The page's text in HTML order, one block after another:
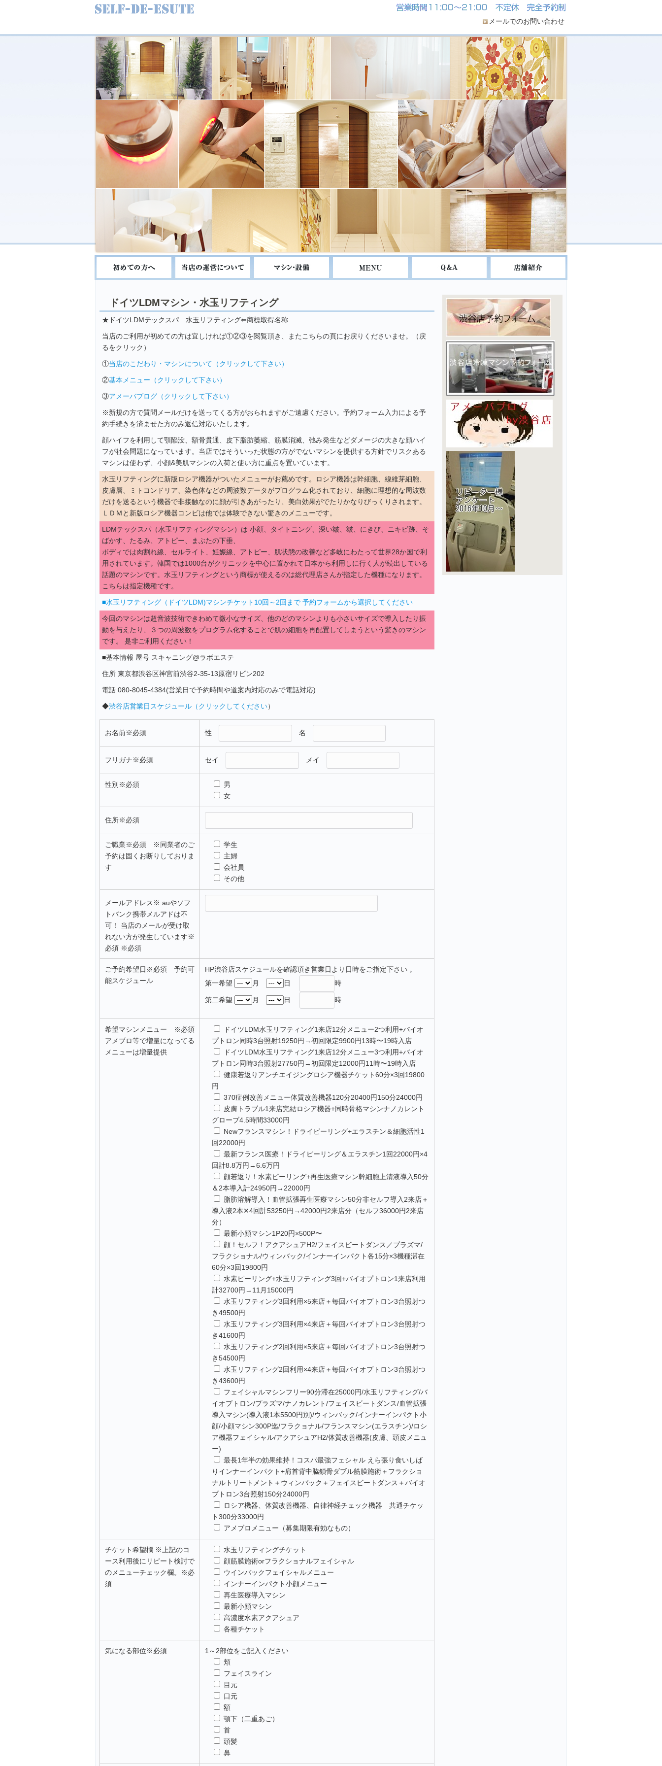
メールでのお問い合わせ
ドイツLDMマシン・水玉リフティング
★ドイツLDMテックスパ 水玉リフティング⇐商標取得名称
当店のご利用が初めての方は宜しければ①②③を閲覧頂き、またこちらの頁にお戻りくださいませ。（戻
るをクリック）
①当店のこだわり・マシンについて（クリックして下さい）
②基本メニュー（クリックして下さい）
③アメーバブログ（クリックして下さい）
※新規の方で質問メールだけを送ってくる方がおられますがご遠慮ください。予約フォーム入力による予
約手続きを済ませた方のみ返信対応いたします。
顔ハイフを利用して顎陥没、額骨貫通、皮下脂肪萎縮、筋膜消滅、弛み発生などダメージの大きな顔ハイ
フが社会問題になっています。当店ではそういった状態の方がでないマシンを提供する方針でリスクある
マシンは使わず、小顔&美肌マシンの入荷と使い方に重点を置いています。
水玉リフティングに新版ロシア機器がついたメニューがお薦めです。ロシア機器は幹細胞、線維芽細胞、
皮膚層、ミトコンドリア、染色体などの周波数データがプログラム化されており、細胞に理想的な周波数
だけを送るという機器で非接触なのに顔が引きあがったり、美白効果がでたりかなりびっくりされます。
ＬＤＭと新版ロシア機器コンビは他では体験できない驚きのメニューです。
LDMテックスパ（水玉リフティングマシン）は 小顔、タイトニング、深い皺、皺、にきび、ニキビ跡、そ
ばかす、たるみ、アトピー、まぶたの下垂、
ボディでは肉割れ線、セルライト、妊娠線、アトピー、肌状態の改善など多岐にわたって世界28か国で利
用されています。韓国では1000台がクリニックを中心に置かれて日本から利用しに行く人が続出している
話題のマシンです。水玉リフティングという商標が使えるのは総代理店さんが指定した機種になります。
こちらは指定機種です。
■水玉リフティング（ドイツLDM)マシンチケット10回～2回まで 予約フォームから選択してください
今回のマシンは超音波技術できわめて微小なサイズ、他のどのマシンよりも小さいサイズで導入したり振
動を与えたり、３つの周波数をプログラム化することで肌の細胞を再配置してしまうという驚きのマシン
です。 是非ご利用ください！
■基本情報 屋号 スキャニング@ラボエステ
住所 東京都渋谷区神宮前渋谷2-35-13原宿リビン202
電話 080-8045-4384(営業日で予約時間や道案内対応のみで電話対応)
◆渋谷店営業日スケジュール（クリックしてください）
お名前※必須 性 名
フリガナ※必須 セイ メイ
性別 ※必須
男
女
住所※必須
ご職業※必須 ※同業者のご
予約は固くお断りしておりま
す
学生
主婦
会社員
その他
メールアドレス※ auやソフ
トバンク携帯メルアドは不
可！ 当店のメールが受け取
れない方が発生しています※
必須 ※必須
ご予約希望日 ※必須 予約可
能スケジュール
HP渋谷店スケジュールを確認頂き営業日より日時をご指定下さい 。
第一希望
月 日 時
第二希望 月 日 時
希望マシンメニュー
※必須
アメブロ等で増量になってる
メニューは増量提供
ドイツLDM水玉リフティング1来店12分メニュー2つ利用+バイオ
プトロン同時3台照射19250円→初回限定9900円13時〜19時入店
ドイツLDM水玉リフティング1来店12分メニュー3つ利用+バイオ
プトロン同時3台照射27750円→初回限定12000円11時〜19時入店
健康若返りアンチエイジングロシア機器チケット60分×3回19800
円
370症例改善メニュー体質改善機器120分20400円150分24000円
皮膚トラブル1来店完結ロシア機器+同時骨格マシンナノカレント
グローブ4.5時間33000円
Newフランスマシン！ドライピーリング+エラスチン＆細胞活性1
回22000円
最新フランス医療！ドライピーリング＆エラスチン1回22000円×4
回計8.8万円→6.6万円
顔若返り！水素ピーリング+再生医療マシン幹細胞上清液導入50分
＆2本導入計24950円→22000円
脂肪溶解導入！血管拡張再生医療マシン50分非セルフ導入2来店＋
導入液2本✕4回計53250円→42000円2来店分（セルフ36000円2来店
分）
最新小顔マシン1P20円×500P〜
顔！セルフ！アクアシュアH2/フェイスビートダンス／プラズマ/
フラクショナル/ウィンバック/インナーインパクト各15分×3機種滞在
60分×3回19800円
水素ピーリング+水玉リフティング3回+バイオプトロン1来店利用
計32700円→11月15000円
水玉リフティング3回利用×5来店＋毎回バイオプトロン3台照射つ
き49500円
水玉リフティング3回利用×4来店＋毎回バイオプトロン3台照射つ
き41600円
水玉リフティング2回利用×5来店＋毎回バイオプトロン3台照射つ
き54500円
水玉リフティング2回利用×4来店＋毎回バイオプトロン3台照射つ
き43600円
フェイシャルマシンフリー90分滞在25000円/水玉リフティング/バ
イオプトロン/プラズマ/ナノカレント/フェイスビートダンス/血管拡張
導入マシン(導入液1本5500円別)/ウィンバック/インナーインパクト小
顔/小顔マシン300P迄/フラクョナル/フランスマシン(エラスチン)/ロシ
ア機器フェイシャル/アクアシュアH2/体質改善機器(皮膚、頭皮メニュ
ー)
最長1年半の効果維持！コスパ最強フェシャル えら張り食いしば
りインナーインパクト+肩首背中脇鎖骨ダブル筋膜施術＋フラクショ
ナルトリートメント＋ウィンバック＋フェイスビートダンス＋バイオ
プトロン3台照射150分24000円
ロシア機器、体質改善機器、自律神経チェック機器 共通チケッ
ト300分33000円
アメブロメニュー（募集期限有効なもの）
チケット希望欄 ※上記のコ
ース利用後にリピート検討で
のメニューチェック欄。
※必
須
水玉リフティングチケット
顔筋膜施術orフラクショナルフェイシャル
ウインバックフェイシャルメニュー
インナーインパクト小顔メニュー
再生医療導入マシン
最新小顔マシン
高濃度水素アクアシュア
各種チケット
気になる部位※必須
1～2部位をご記入ください
頬
フェイスライン
目元
口元
額
顎下（二重あご）
首
頭髪
鼻